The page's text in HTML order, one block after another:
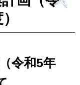
令和5年